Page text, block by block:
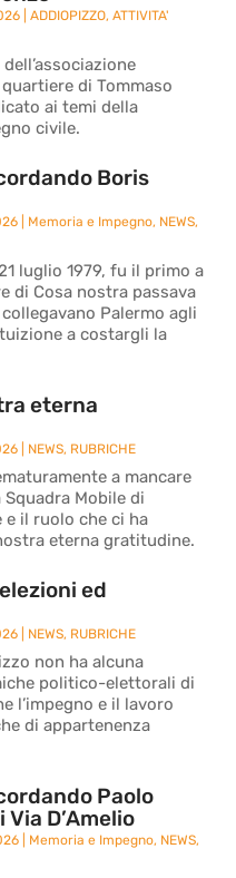
|ADDIOPIZZO,ATTIVITA'
di Tommaso
ai temi della
civile.
Boris
Memoria e Impegno, NEWS,
luglio 1979, fu il primo a
di Cosa nostra passava
Palermo agli
a costargli la
eterna
NEWS, RUBRICHE
a mancare
Mobile di
e il ruolo che ci ha
eterna gratitudine.
ed
NEWS, RUBRICHE
non ha alcuna
politico-elettorali di
l’impegno e il lavoro
di appartenenza
Paolo
D’Amelio
Memoria e Impegno, NEWS,